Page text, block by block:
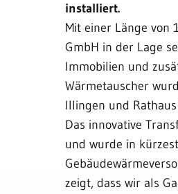
installiert.
Mit einer Länge von
GmbH in der Lage
Immobilien und
Wärmetauscher
Illingen und
Das innovative
und wurde in
zeigt, dass wir als